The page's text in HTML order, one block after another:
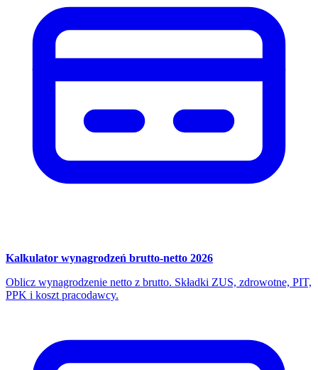
Kalkulator wynagrodzeń brutto-netto 2026
Oblicz wynagrodzenie netto z brutto. Składki ZUS, zdrowotne, PIT,
PPK i koszt pracodawcy.